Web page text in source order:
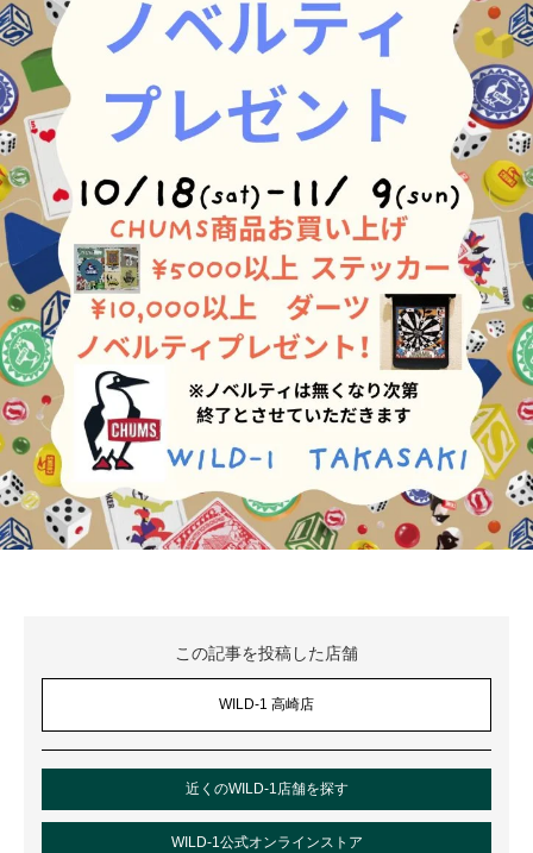
この記事を投稿した店舗
WILD-1 高崎店
近くのWILD-1店舗を探す
WILD-1公式オンラインストア